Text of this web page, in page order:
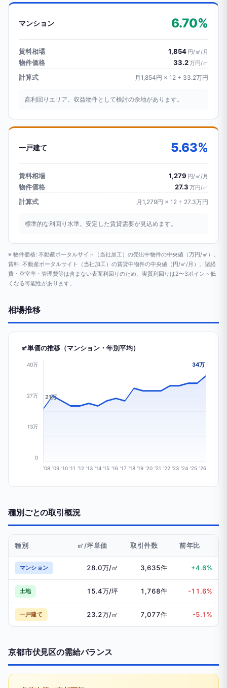
マンション 6.70%
賃料相場 1,854 円/㎡/月
物件価格 33.2万円/㎡
計算式 月1,854円 × 12 ÷ 33.2万円
高利回りエリア。収益物件として検討の余地があります。
一戸建て 5.63%
賃料相場 1,279 円/㎡/月
物件価格 27.3 万円/㎡
計算式 月1,279円 × 12 ÷ 27.3万円
標準的な利回り水準。安定した賃貸需要が見込めます。
※ 物件価格: 不動産ポータルサイト（当社加工）の売出中物件の中央値（万円/㎡）。
賃料: 不動産ポータルサイト（当社加工）の賃貸中物件の中央値（円/㎡/月）。諸経
費・空室率・管理費等は含まない表面利回りのため、実質利回りは2〜3ポイント低
くなる可能性があります。
相場推移
㎡単価の推移（マンション・年別平均）
40万
27万
13万
0
21万
34万
'08 '09 '10 '11 '12 '13 '14 '15 '16 '17 '18 '19 '20 '21 '22 '23 '24 '25 '26
種別ごとの取引概況
種別 ㎡/坪単価 取引件数 前年比
マンション 28.0万/㎡ 3,635件 +4.6%
土地 15.4万/坪 1,768件 -11.6%
一戸建て 23.2万/㎡ 7,077件 -5.1%
京都市伏見区の需給バランス